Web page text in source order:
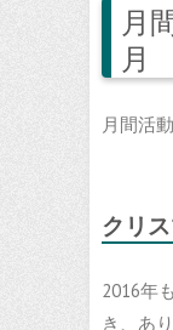
月
月
月間活
クリ
2016年
き、あ